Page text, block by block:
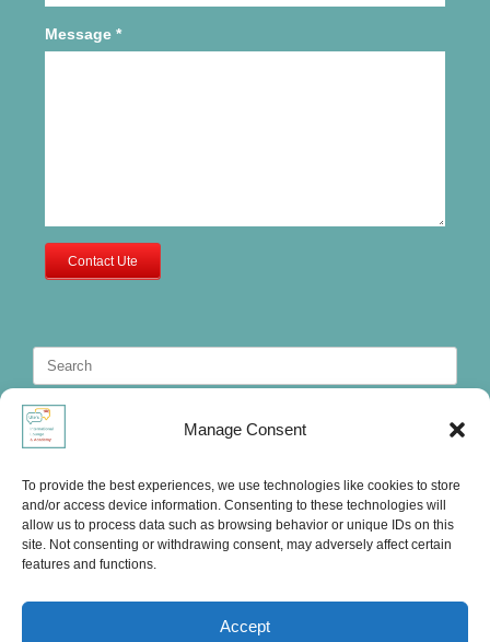
Manage Consent
To provide the best experiences, we use technologies like cookies to store
and/or access device information. Consenting to these technologies will
allow us to process data such as browsing behavior or unique IDs on this
site. Not consenting or withdrawing consent, may adversely affect certain
features and functions.
Accept
Message *
Contact Ute